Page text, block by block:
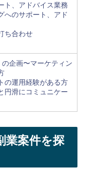
ト、アドバイス業務
へのサポート、アド
ち合わせ
の企画〜マーケティン
の運用経験がある方
円滑にコミュニケー
業案件を探